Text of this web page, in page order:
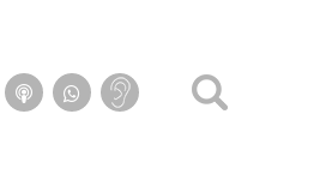
page Facebook
Twitter
sur YouTube
nous sur Instagram
Retrouvez-nous sur Linkedin
Ecoutez nos Podcasts
Suivez-nous sur
WhatsApp
Baisse
d’audition ?